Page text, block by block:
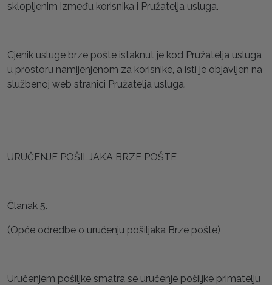
sklopljenim između korisnika i Pružatelja usluga.
Cjenik usluge brze pošte istaknut je kod Pružatelja usluga
u prostoru namijenjenom za korisnike, a isti je objavljen na
službenoj web stranici Pružatelja usluga.
URUČENJE POŠILJAKA BRZE POŠTE
Članak 5.
(Opće odredbe o uručenju pošiljaka Brze pošte)
Uručenjem pošiljke smatra se uručenje pošiljke primatelju